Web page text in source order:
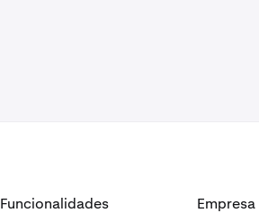
Funcionalidades Empresa